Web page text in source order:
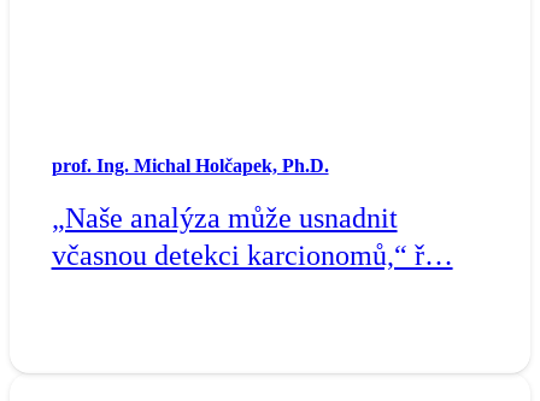
prof. Ing. Michal Holčapek, Ph.D.
„Naše analýza může usnadnit
včasnou detekci karcionomů,“ ř…